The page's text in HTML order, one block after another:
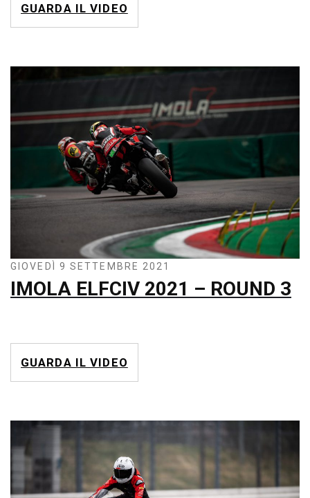
GUARDA IL VIDEO
GIOVEDÌ 9 SETTEMBRE 2021
IMOLA ELFCIV 2021 – ROUND 3
GUARDA IL VIDEO